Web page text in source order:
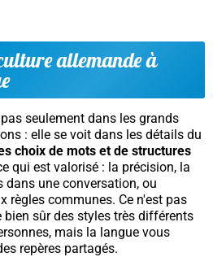
allemande à
seulement dans les grands
: elle se voit dans les détails du
choix de mots et de structures
qui est valorisé : la précision, la
dans une conversation, ou
règles communes. Ce n'est pas
bien sûr des styles très différents
mais la langue vous
repères partagés.